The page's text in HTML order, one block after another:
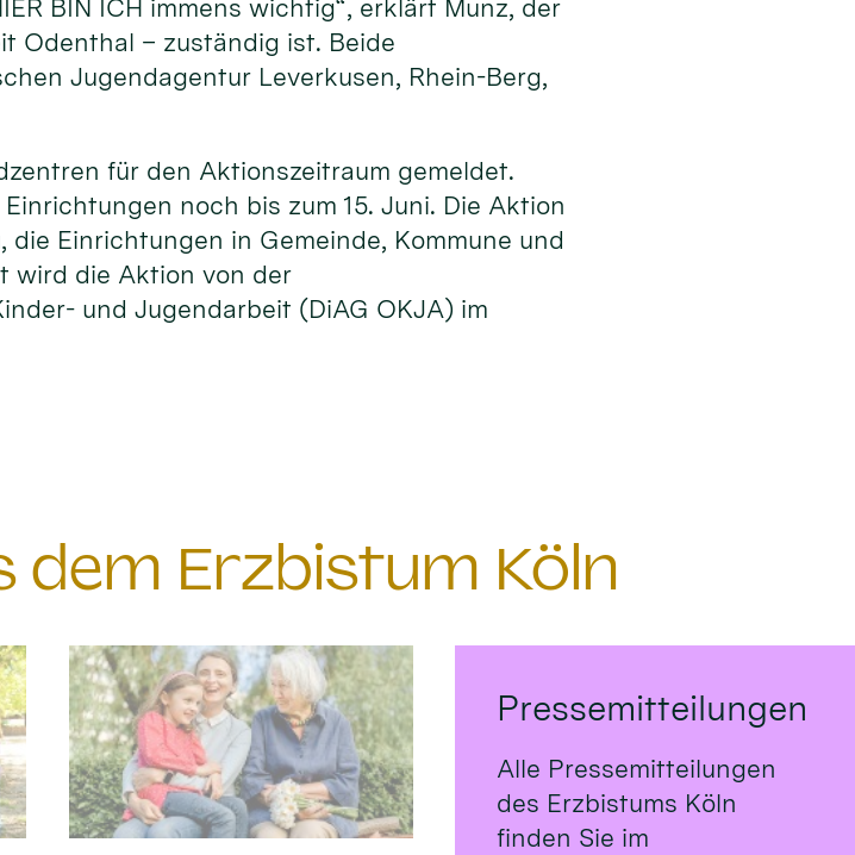
BIN ICH immens wichtig“, erklärt Munz, der
Odenthal – zuständig ist. Beide
Jugendagentur Leverkusen, Rhein-Berg,
für den Aktionszeitraum gemeldet.
noch bis zum 15. Juni. Die Aktion
Einrichtungen in Gemeinde, Kommune und
wird die Aktion von der
und Jugendarbeit (DiAG OKJA) im
dem Erzbistum Köln
Pressemitteilungen
Alle Pressemitteilungen
des Erzbistums Köln
finden Sie im